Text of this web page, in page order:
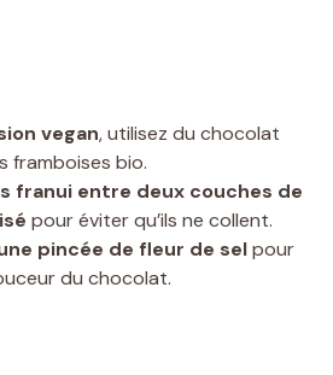
vegan, utilisez du chocolat
framboises bio.
franui entre deux couches de
pour éviter qu’ils ne collent.
pincée de fleur de selpour
du chocolat.